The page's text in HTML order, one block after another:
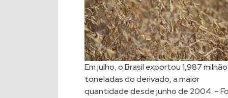
Em julho, o Brasil exportou 1,987
toneladas do derivado, a maior
quantidade desde junho de 2004. –